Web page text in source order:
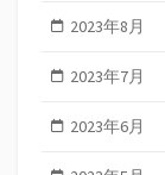
2023年8月
2023年7月
2023年6月